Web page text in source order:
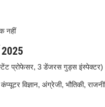
नहीं
प्रोफेसर, 3 डेंजरस गुड्स इंस्पेक्टर)
विज्ञान, अंग्रेजी, भौतिकी,